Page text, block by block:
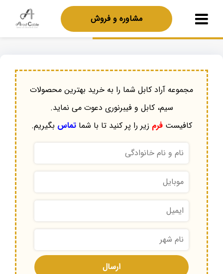
مشاوره و فروش
مجموعه آراد کابل شما را به خرید بهترین محصولات
سیم، کابل و فیبرنوری دعوت می نماید.
کافیستفرم زیر را پر کنید تا با شماتماس بگیریم.